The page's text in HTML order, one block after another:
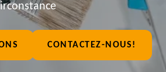
CONTACTEZ-NOUS!